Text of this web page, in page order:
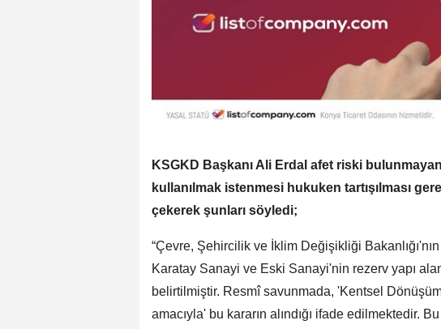
KSGKD Başkanı Ali Erdal afet riski
kullanılmak istenmesi hukuken tartışılması
çekerek şunları söyledi;
“Çevre, Şehircilik ve İklim Değişikliği
Karatay Sanayi ve Eski Sanayi'nin rezerv yapı
belirtilmiştir. Resmî savunmada, 'Kentsel
amacıyla' bu kararın alındığı ifade edilmektedir.